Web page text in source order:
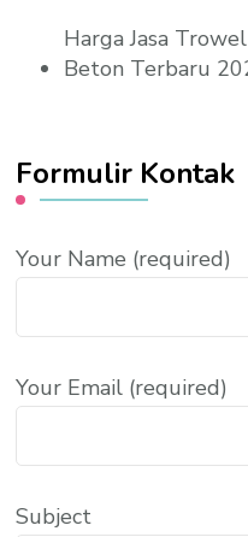
Harga Jasa
Beton Terbaru
Formulir Kontak
Your Name (required)
Your Email (required)
Subject